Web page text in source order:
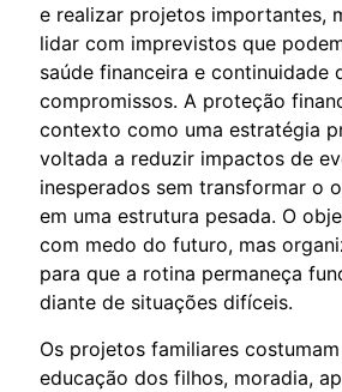
e realizar projetos importantes,
lidar com imprevistos que
saúde financeira e continuidade
compromissos. A proteção
contexto como uma estratégia
voltada a reduzir impactos de
inesperados sem transformar o
em uma estrutura pesada. O
com medo do futuro, mas
para que a rotina permaneça
diante de situações difíceis.
Os projetos familiares
educação dos filhos, moradia,